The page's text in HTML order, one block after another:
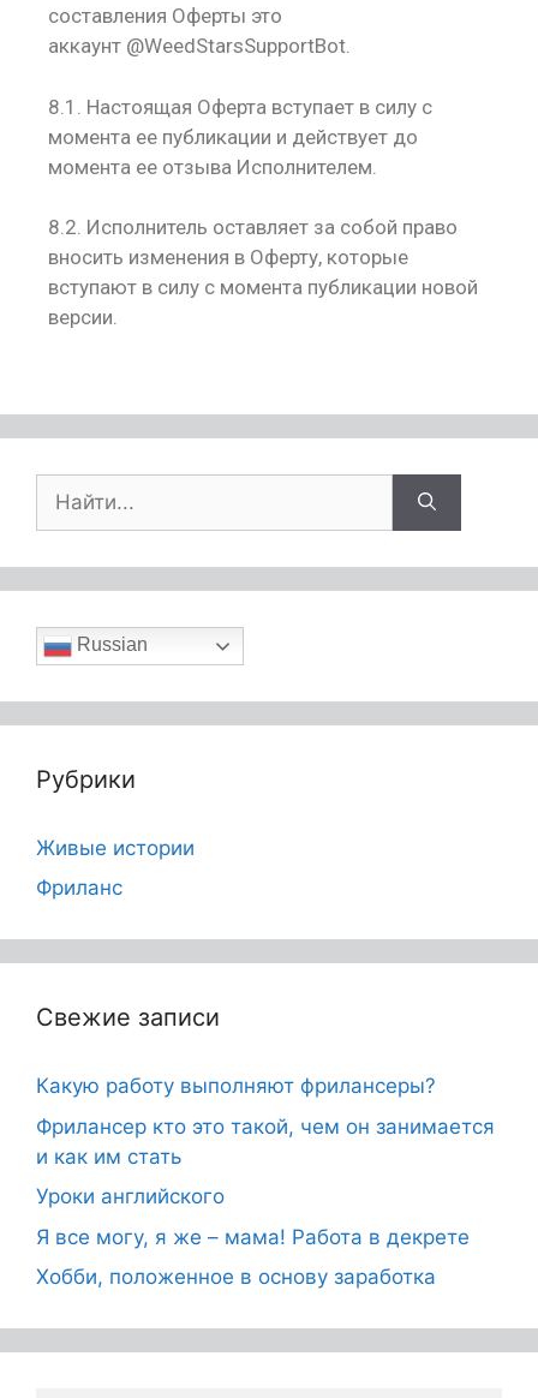
составления Оферты это
аккаунт @WeedStarsSupportBot.
8.1. Настоящая Оферта вступает в силу с
момента ее публикации и действует до
момента ее отзыва Исполнителем.
8.2. Исполнитель оставляет за собой право
вносить изменения в Оферту, которые
вступают в силу с момента публикации новой
версии.
Russian
Рубрики
Живые истории
Фриланс
Свежие записи
Какую работу выполняют фрилансеры?
Фрилансер кто это такой, чем он занимается
и как им стать
Уроки английского
Я все могу, я же – мама! Работа в декрете
Хобби, положенное в основу заработка